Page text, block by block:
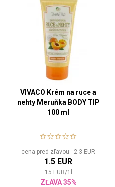
VIVACO Krém na ruce a
nehty Meruňka BODY TIP
100 ml
cena pred zľavou: 2.3 EUR
1.5 EUR
15 EUR/1
ZĽAVA 35%